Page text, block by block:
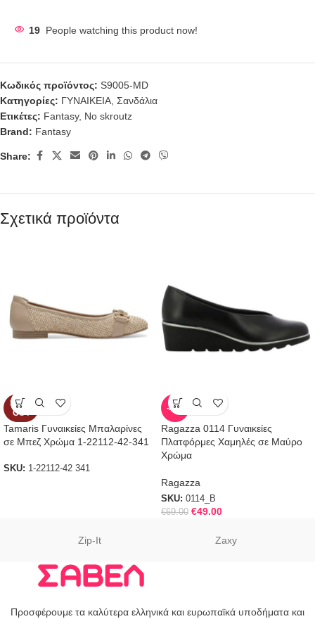
19 People watching this product now!
Κωδικός προϊόντος: S9005-MD
Κατηγορίες: ΓΥΝΑΙΚΕΙΑ Σανδάλια
Ετικέτες: Fantasy, No skroutz
Brand: Fantasy
Share:
Σχετικά προϊόντα
SOLD
OUT
Tamaris Γυναικείες Μπαλαρίνες
σε Μπεζ Χρώμα 1-22112-42-341
SKU: 1-22112-42 341
-29%
Ragazza 0114 Γυναικείες
Πλατφόρμες Χαμηλές σε Μαύρο
Χρώμα
Ragazza
SKU: 0114_B
€69.00 €49.00
Zip-It Zaxy
Προσφέρουμε τα καλύτερα ελληνικά και ευρωπαϊκά υποδήματα και